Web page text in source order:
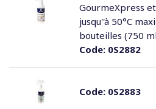
Code:0S2882
GourmeXpress
jusqu''à 50°C
bouteilles (750
Code:0S2883